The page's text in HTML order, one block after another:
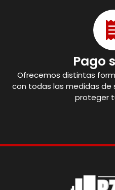
Pago
Ofrecemos distintas
con todas las medidas de
proteger